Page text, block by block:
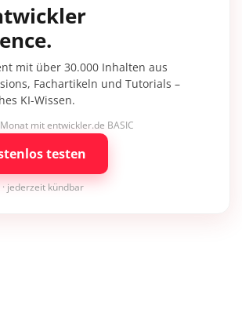
mit über 30.000 Inhalten aus
Fachartikeln und Tutorials –
KI-Wissen.
mit entwickler.de BASIC
testen
· jederzeit kündbar